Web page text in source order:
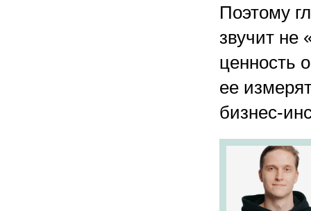
Поэтому
звучит не
ценность
ее
бизнес-